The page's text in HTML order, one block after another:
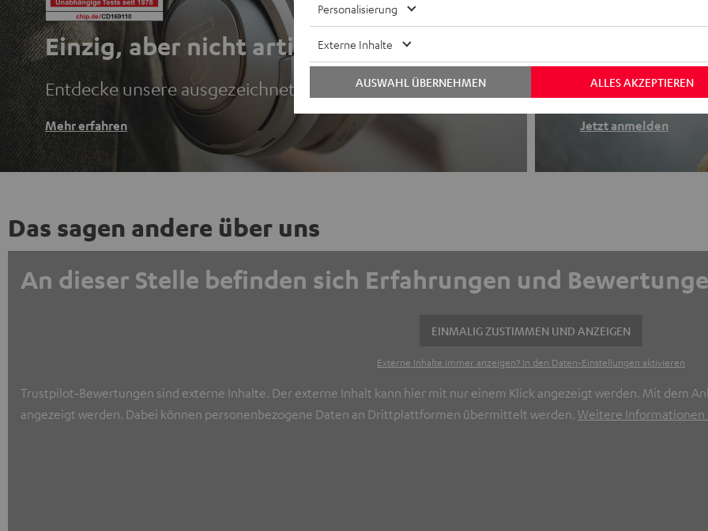
Einzig, aber nicht artig.
Entdecke unsere ausgezeichneten Bluetooth-Kopfhörer
Mehr erfahren
Newsletter
Finde deinen
Erhalte bis zu
Jetzt anmelden
Das sagen andere über uns
An dieser Stelle befinden sich Erfahrungen und
EINMALIG ZUSTIMMEN UND ANZEIGEN
Externe Inhalte immer anzeigen? In den Daten‑Einstellungen aktivieren
Trustpilot‑Bewertungen sind externe Inhalte. Der externe Inhalt kann hier mit nur einem Klick angezeigt werden. Mit dem
angezeigt werden. Dabei können personenbezogene Daten an Drittplattformen übermittelt werden. Weitere Informationen
Personalisierung
Externe Inhalte
ALLES AKZEPTIEREN
AUSWAHL ÜBERNEHMEN